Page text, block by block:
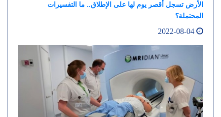
الأرض تسجل أقصر يوم لها على الإطلاق.. ما التفسيرات
المحتملة؟